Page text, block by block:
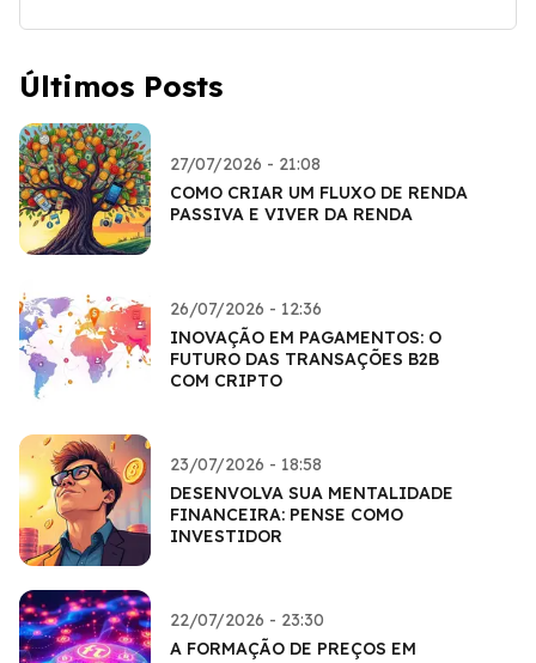
Últimos Posts
27/07/2026 - 21:08
COMO CRIAR UM FLUXO DE RENDA
PASSIVA E VIVER DA RENDA
26/07/2026 - 12:36
INOVAÇÃO EM PAGAMENTOS: O
FUTURO DAS TRANSAÇÕES B2B
COM CRIPTO
23/07/2026 - 18:58
DESENVOLVA SUA MENTALIDADE
FINANCEIRA: PENSE COMO
INVESTIDOR
22/07/2026 - 23:30
A FORMAÇÃO DE PREÇOS EM